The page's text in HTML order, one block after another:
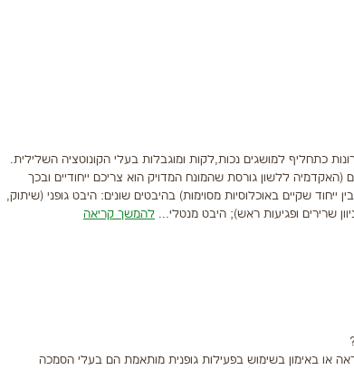
כתחליף למושגים נכות,לקות ומוגבלות בעלי הקונוטציה השלילית.
(האקדמיה ללשון גורסת שהמונח המדויק הוא צריכם ייחודיים ובכך
שקיים באוכלוסיות מסוימות) בהיבטים שונים: היבט גופני (שיתוק,
שרירים ופגיעות ראש); היבט מנטלי... להמשך קריאה
או באימון בשימוש בפעילות גופנית מותאמת הם בעלי הסמכה